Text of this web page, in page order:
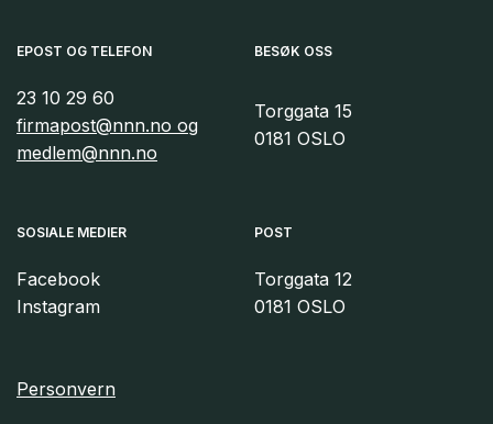
EPOST OG TELEFON
23 10 29 60
firmapost@nnn.no og
medlem@nnn.no
SOSIALE MEDIER
Facebook
Instagram
BESØK OSS
Torggata 15
0181 OSLO
POST
Torggata 12
0181 OSLO
Personvern